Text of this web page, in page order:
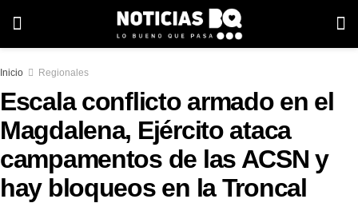
Inicio Regionales
Escala conflicto armado en el
Magdalena, Ejército ataca
campamentos de las ACSN y
hay bloqueos en la Troncal